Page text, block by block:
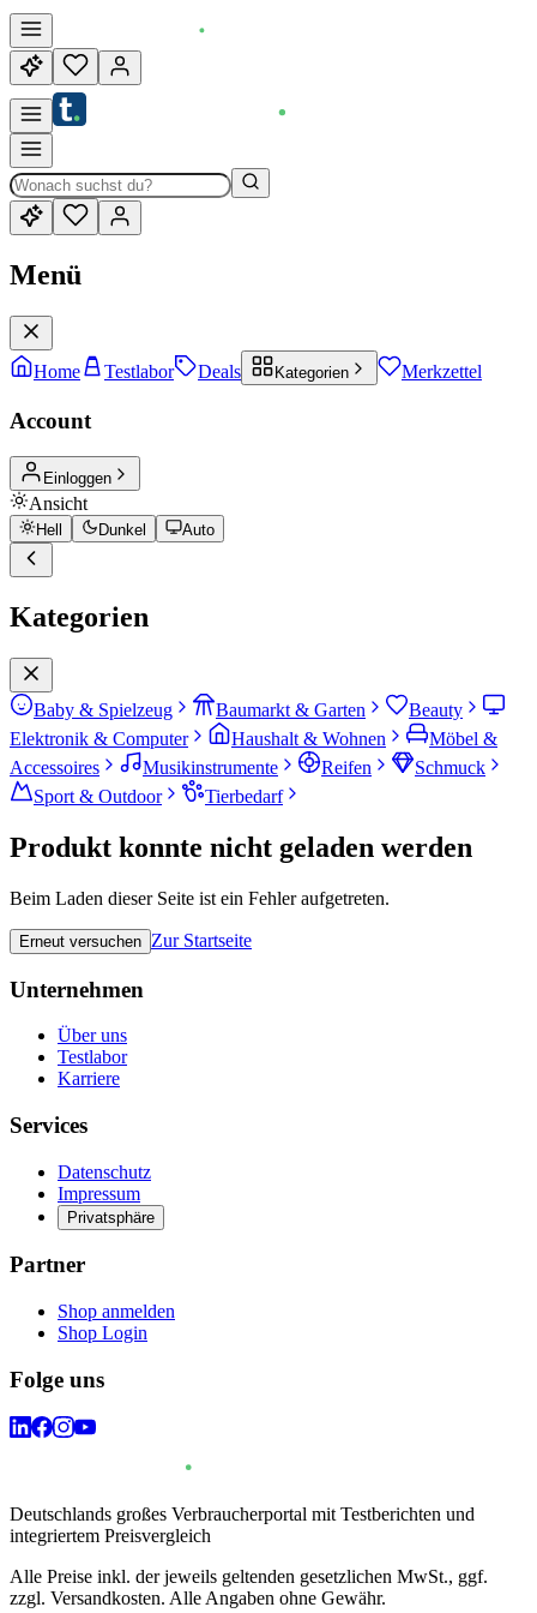
Menü
Home Testlabor Deals Kategorien Merkzettel
Account
Einloggen
Ansicht
Hell Dunkel Auto
Kategorien
Baby & Spielzeug Baumarkt & Garten
Beauty
Elektronik & Computer
Haushalt & Wohnen
Möbel &
Accessoires
Musikinstrumente Reifen
Schmuck
Sport & Outdoor
Tierbedarf
Produkt konnte nicht geladen werden
Beim Laden dieser Seite ist ein Fehler aufgetreten.
Erneut versuchen Zur Startseite
Unternehmen
Über uns
Testlabor
Karriere
Services
Datenschutz
Impressum
Privatsphäre
Partner
Shop anmelden
Shop Login
Folge uns
Deutschlands großes Verbraucherportal mit Testberichten und
integriertem Preisvergleich
Alle Preise inkl. der jeweils geltenden gesetzlichen MwSt., ggf.
zzgl. Versandkosten. Alle Angaben ohne Gewähr.